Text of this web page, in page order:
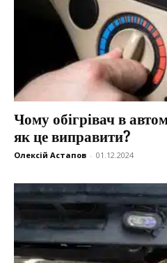
Чому обігрівач в
як це виправити?
Олексій Астапов - 01.12.2024